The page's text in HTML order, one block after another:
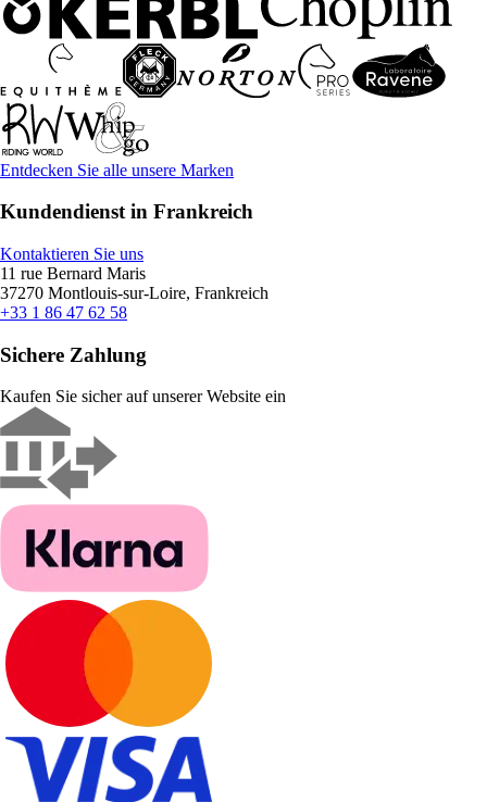
Entdecken Sie alle unsere Marken
Kundendienst in Frankreich
Kontaktieren Sie uns
11 rue Bernard Maris
37270 Montlouis-sur-Loire, Frankreich
+33 1 86 47 62 58
Sichere Zahlung
Kaufen Sie sicher auf unserer Website ein